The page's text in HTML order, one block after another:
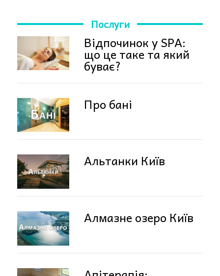
Послуги
Відпочинок у SPA:
що це таке та який
буває?
Про бані
Альтанки Київ
Алмазне озеро Київ